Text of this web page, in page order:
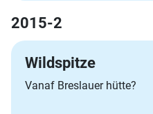
2015-2
Wildspitze
Vanaf Breslauer hütte?